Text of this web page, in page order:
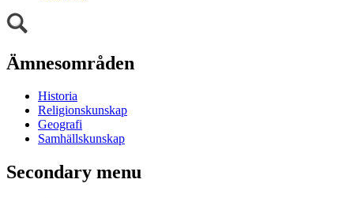
Ämnesområden
Historia
Religionskunskap
Geografi
Samhällskunskap
Secondary menu